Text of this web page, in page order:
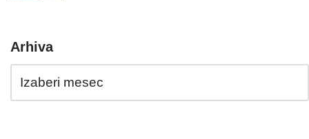
Arhiva